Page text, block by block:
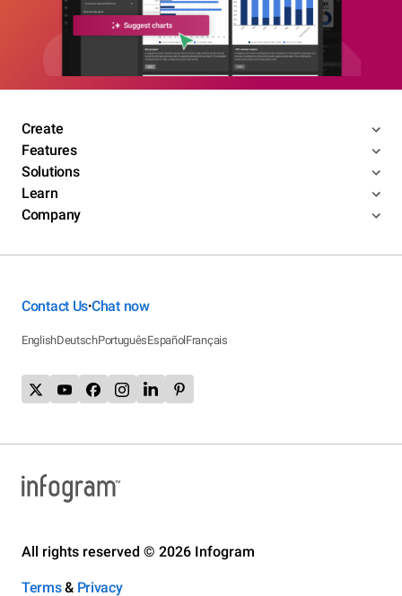
Create
Features
Solutions
Learn
Company
Contact Us•Chat now
EnglishDeutschPortuguêsEspañolFrançais
All rights reserved © 2026 Infogram
Terms& Privacy